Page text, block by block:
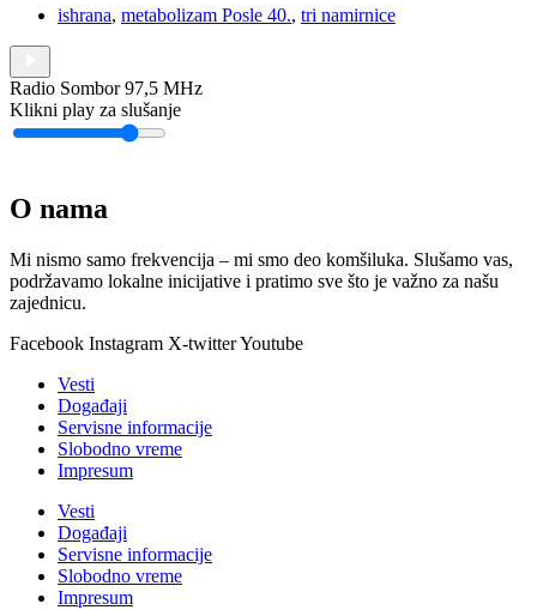
ishrana, metabolizam Posle 40., tri namirnice
Radio Sombor 97,5 MHz
Klikni play za slušanje
O nama
Mi nismo samo frekvencija – mi smo deo komšiluka. Slušamo vas,
podržavamo lokalne inicijative i pratimo sve što je važno za našu
zajednicu.
Facebook Instagram X-twitterYoutube
Vesti
Događaji
Servisne informacije
Slobodno vreme
Impresum
Vesti
Događaji
Servisne informacije
Slobodno vreme
Impresum